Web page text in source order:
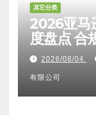
其它分类
2026亚马
度盘点 合
附跨境卖
2026/08/04
有限公司